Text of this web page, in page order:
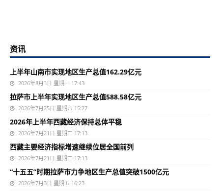
资讯
上半年山南市实现地区生产总值162.29亿元
2026年8月3日 星期一 17:43
拉萨市上半年实现地区生产总值588.58亿元
2026年7月25日 星期六 15:27
2026年上半年西藏经济保持总体平稳
2026年7月21日 星期二 17:13
西藏主要经济指标增速继续位居全国前列
2026年7月21日 星期二 17:13
“十五五”时期拉萨市力争地区生产总值突破1500亿元
2026年7月3日 星期五 16:23